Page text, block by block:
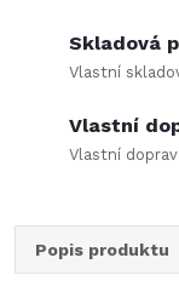
Skladová
Vlastní
Vlastní
Vlastní
Popis produktu